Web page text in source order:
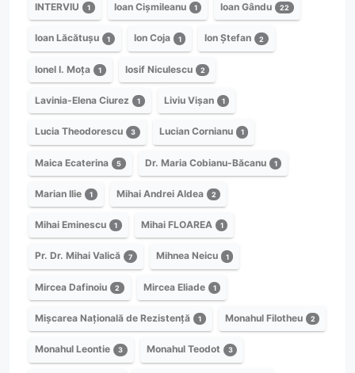
INTERVIU 1 Ioan Cișmileanu 1 Ioan Gându 22
Ioan Lăcătușu 1 Ion Coja 1 Ion Ștefan 2
Ionel I. Moța 1 Iosif Niculescu 2
Lavinia-Elena Ciurez 1 Liviu Vișan 1
Lucia Theodorescu 3 Lucian Cornianu 1
Maica Ecaterina 5 Dr. Maria Cobianu-Băcanu 1
Marian Ilie 1 Mihai Andrei Aldea 2
Mihai Eminescu 1 Mihai FLOAREA 1
Pr. Dr. Mihai Valică 7 Mihnea Neicu 1
Mircea Dafinoiu 2 Mircea Eliade 1
Mișcarea Națională de Rezistență 1 Monahul Filotheu 2
Monahul Leontie 3 Monahul Teodot 3